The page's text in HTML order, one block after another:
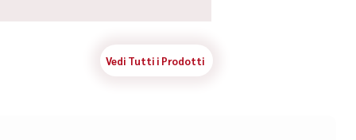
Vedi Tutti i Prodotti